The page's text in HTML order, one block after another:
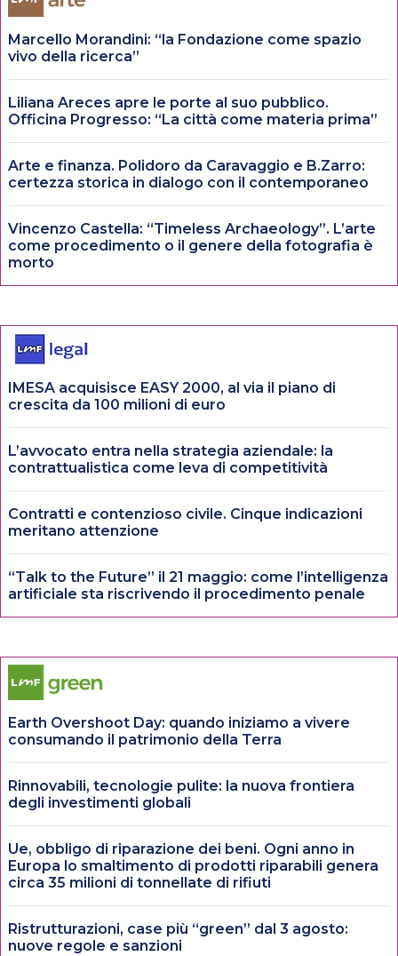
Marcello Morandini: “la Fondazione come spazio
vivo della ricerca”
Liliana Areces apre le porte al suo pubblico.
Officina Progresso: “La città come materia prima”
Arte e finanza. Polidoro da Caravaggio e B.Zarro:
certezza storica in dialogo con il contemporaneo
Vincenzo Castella: “Timeless Archaeology”. L’arte
come procedimento o il genere della fotografia è
morto
IMESA acquisisce EASY 2000, al via il piano di
crescita da 100 milioni di euro
L’avvocato entra nella strategia aziendale: la
contrattualistica come leva di competitività
Contratti e contenzioso civile. Cinque indicazioni
meritano attenzione
“Talk to the Future” il 21 maggio: come l’intelligenza
artificiale sta riscrivendo il procedimento penale
Earth Overshoot Day: quando iniziamo a vivere
consumando il patrimonio della Terra
Rinnovabili, tecnologie pulite: la nuova frontiera
degli investimenti globali
Ue, obbligo di riparazione dei beni. Ogni anno in
Europa lo smaltimento di prodotti riparabili genera
circa 35 milioni di tonnellate di rifiuti
Ristrutturazioni, case più “green” dal 3 agosto:
nuove regole e sanzioni